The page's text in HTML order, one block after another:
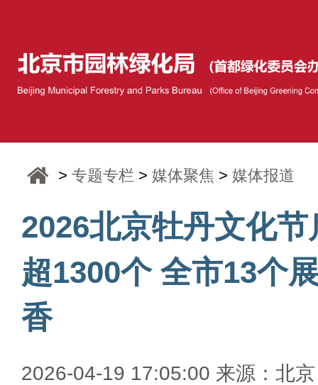
>专题专栏 >媒体聚焦 >媒体报道
2026北京牡丹文化
超1300个 全市13个
香
2026-04-19 17:05:00 来源：北